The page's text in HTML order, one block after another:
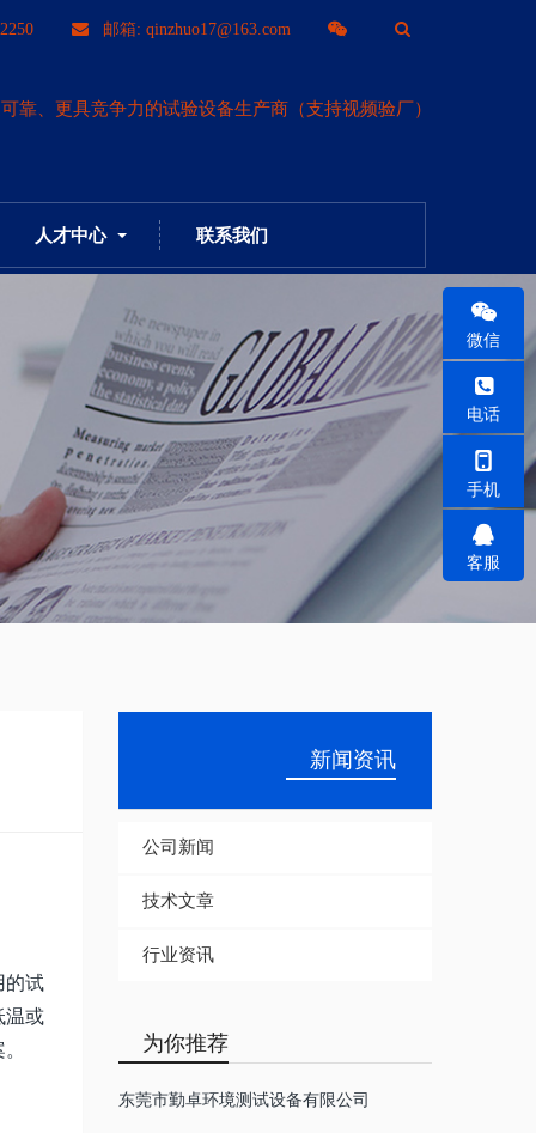
邮箱: qinzhuo17@163.com
g
l
e
S
a
c
靠、更具竞争力的试验设备生产商（支持视频验厂）
人才中心 联系我们
的试
温或
新闻资讯
公司新闻
技术文章
行业资讯
为你推荐
东莞市勤卓环境测试设备有限公司
微信
电话
手机
客服